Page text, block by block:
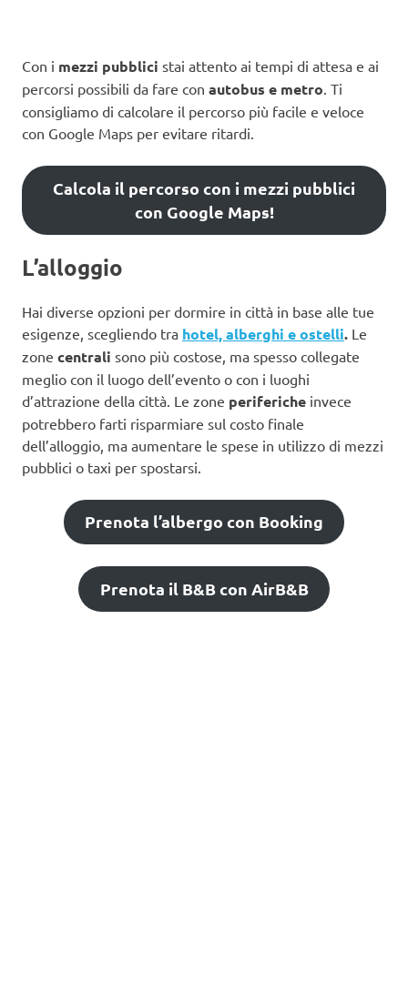
Con i mezzi pubblici stai attento ai tempi di attesa e ai
percorsi possibili da fare con autobus e metro. Ti
consigliamo di calcolare il percorso più facile e veloce
con Google Maps per evitare ritardi.
Calcola il percorso con i mezzi pubblici
con Google Maps!
L’alloggio
Hai diverse opzioni per dormire in città in base alle tue
esigenze, scegliendo tra hotel, alberghi e ostelli. Le
zone centrali sono più costose, ma spesso collegate
meglio con il luogo dell’evento o con i luoghi
d’attrazione della città. Le zone periferiche invece
potrebbero farti risparmiare sul costo finale
dell’alloggio, ma aumentare le spese in utilizzo di mezzi
pubblici o taxi per spostarsi.
Prenota l’albergo con Booking
Prenota il B&B con AirB&B